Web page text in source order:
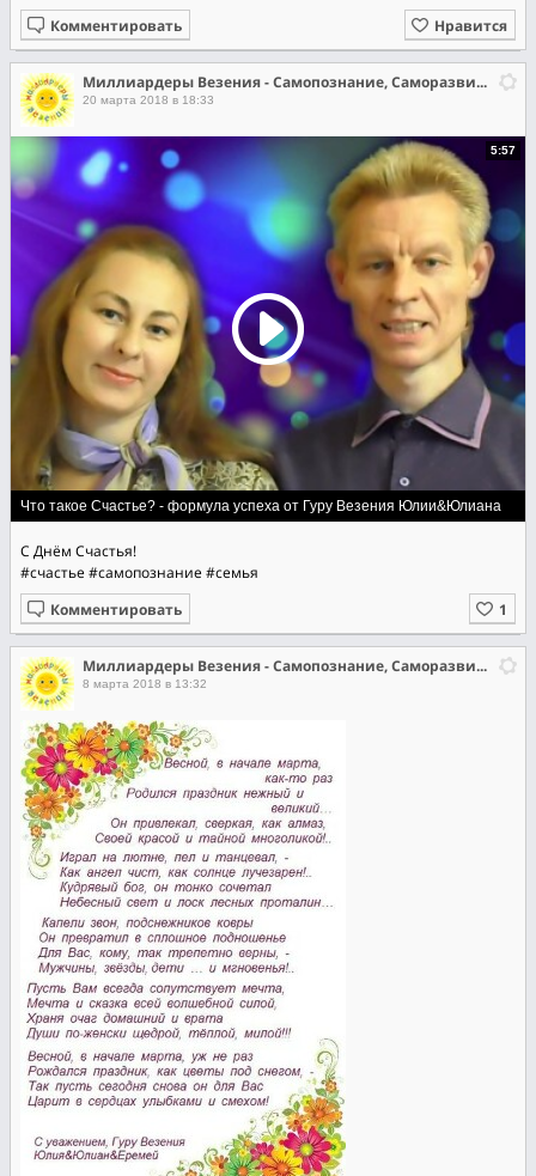
Нравится
Комментировать
Миллиардеры Везения - Самопознание, Саморазвитие, Самореализация
20 марта 2018 в 18:33
5:57
Что такое Счастье? - формула успеха от Гуру Везения Юлии&Юлиана
С Днём Счастья!
#счастье#самопознание#семья
Комментировать
Миллиардеры Везения - Самопознание, Саморазвитие, Самореализация
8 марта 2018 в 13:32